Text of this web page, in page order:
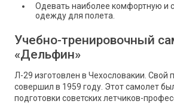
Одевать наиболее комфортную и
одежду для полета.
Учебно-тренировочный
«Дельфин»
Л-29 изготовлен в Чехословакии. Свой
совершил в 1959 году. Этот самолет
подготовки советских летчиков-